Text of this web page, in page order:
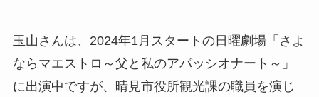
玉山さんは、2024年1月スタートの日曜劇場「さよ
ならマエストロ～父と私のアパッシオナート～」
に出演中ですが、晴見市役所観光課の職員を演じ